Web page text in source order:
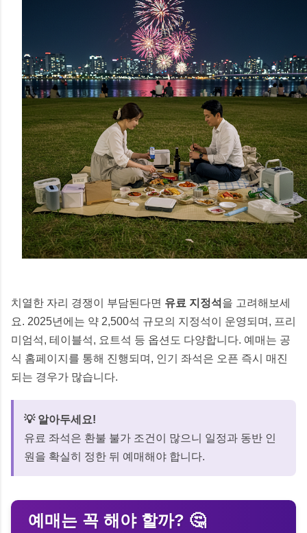
치열한 자리 경쟁이 부담된다면 유료 지정석 을 고려해보세
요. 2025년에는 약 2,500석 규모의 지정석이 운영되며, 프리
미엄석, 테이블석, 요트석 등 옵션도 다양합니다. 예매는 공
식 홈페이지를 통해 진행되며, 인기 좌석은 오픈 즉시 매진
되는 경우가 많습니다.
💡 알아두세요!
유료 좌석은 환불 불가 조건이 많으니 일정과 동반 인
원을 확실히 정한 뒤 예매해야 합니다.
예매는 꼭 해야 할까? 🤔